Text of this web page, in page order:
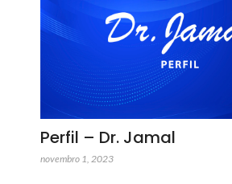
Perfil – Dr. Jamal
novembro 1, 2023